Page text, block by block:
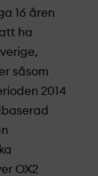
16 åren
ha
såsom
2014
OX2